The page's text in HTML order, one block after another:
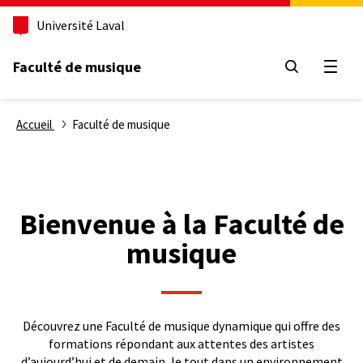
Aller
principal
Université Laval
Faculté de musique
Fil
Accueil Faculté de musique
Bienvenue à la Faculté de
musique
Découvrez une Faculté de musique dynamique qui offre des
formations répondant aux attentes des artistes